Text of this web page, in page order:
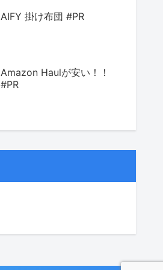
AIFY 掛け布団 #PR
Amazon Haulが安い！！
#PR